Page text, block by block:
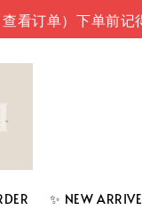
）下单前记得先注
✨ NEW